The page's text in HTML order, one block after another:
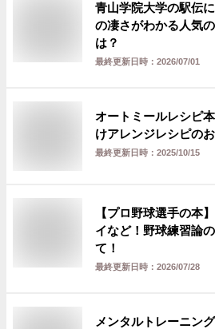
青山学院大学の駅伝
の凄さがわかる人気
は？
最終更新日時： 2026/07/01
オートミールレシピ
けアレンジレシピの
最終更新日時： 2025/10/15
【プロ野球選手の本
イなど！野球練習論
て！
最終更新日時： 2026/07/28
メンタルトレーニン